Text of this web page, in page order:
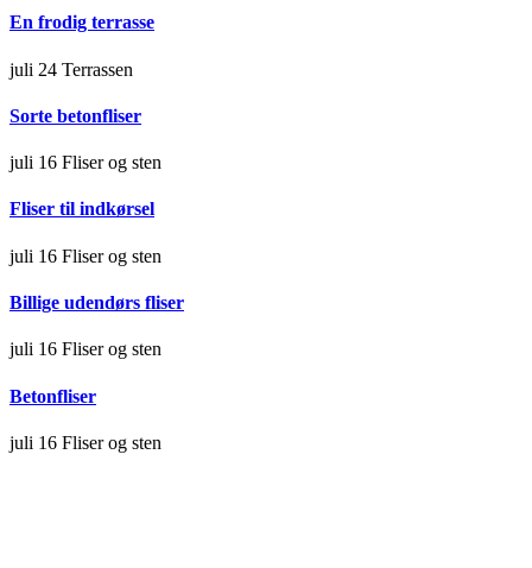
En frodig terrasse
juli 24 Terrassen
Sorte betonfliser
juli 16 Fliser og sten
Fliser til indkørsel
juli 16 Fliser og sten
Billige udendørs fliser
juli 16 Fliser og sten
Betonfliser
juli 16 Fliser og sten